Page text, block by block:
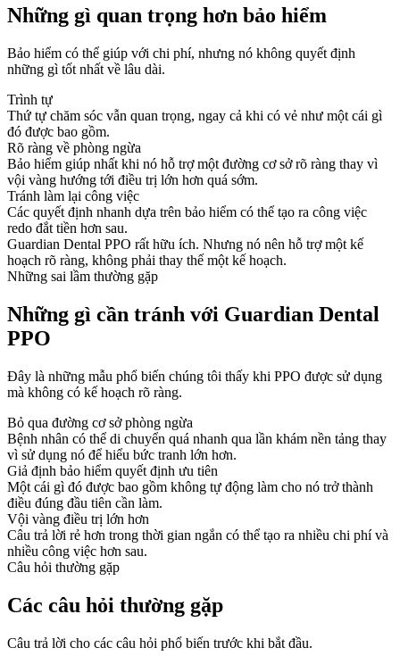
Những gì quan trọng hơn bảo hiểm
Bảo hiểm có thể giúp với chi phí, nhưng nó không quyết định
những gì tốt nhất về lâu dài.
Trình tự
Thứ tự chăm sóc vẫn quan trọng, ngay cả khi có vẻ như một cái gì
đó được bao gồm.
Rõ ràng về phòng ngừa
Bảo hiểm giúp nhất khi nó hỗ trợ một đường cơ sở rõ ràng thay vì
vội vàng hướng tới điều trị lớn hơn quá sớm.
Tránh làm lại công việc
Các quyết định nhanh dựa trên bảo hiểm có thể tạo ra công việc
redo đắt tiền hơn sau.
Guardian Dental PPO rất hữu ích. Nhưng nó nên hỗ trợ một kế
hoạch rõ ràng, không phải thay thế một kế hoạch.
Những sai lầm thường gặp
Những gì cần tránh với Guardian Dental
PPO
Đây là những mẫu phổ biến chúng tôi thấy khi PPO được sử dụng
mà không có kế hoạch rõ ràng.
Bỏ qua đường cơ sở phòng ngừa
Bệnh nhân có thể di chuyển quá nhanh qua lần khám nền tảng thay
vì sử dụng nó để hiểu bức tranh lớn hơn.
Giả định bảo hiểm quyết định ưu tiên
Một cái gì đó được bao gồm không tự động làm cho nó trở thành
điều đúng đầu tiên cần làm.
Vội vàng điều trị lớn hơn
Câu trả lời rẻ hơn trong thời gian ngắn có thể tạo ra nhiều chi phí và
nhiều công việc hơn sau.
Câu hỏi thường gặp
Các câu hỏi thường gặp
Câu trả lời cho các câu hỏi phổ biến trước khi bắt đầu.